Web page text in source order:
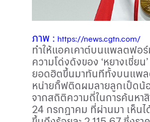
ภาพ : https://news.cgtn.com/
ทำให้แอคเคาต์บนแพลตฟอร์
ความโด่งดังของ ‘หยางเชี่
ยอดฮิตขึ้นมาทันทีทั้งบนแพล
หน่ายกิ๊ฟติดผมลายลูกเป็ดน้อ
จากสถิติความถี่ในการค้นห
24 กรกฏาคม ที่ผ่านมา เห็น